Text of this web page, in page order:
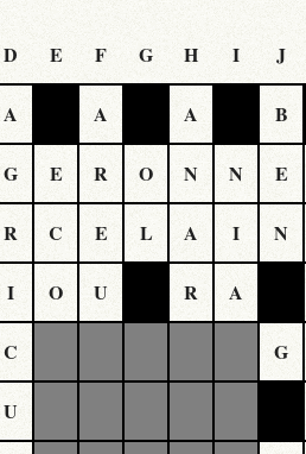
D E F G H I J
A A A B
G E R O N N E
R C E L A I N
I O U R A
C G
U